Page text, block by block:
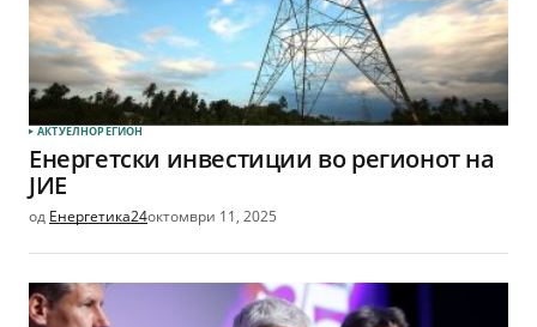
АКТУЕЛНОРЕГИОН
Енергетски инвестиции во регионот на
ЈИЕ
од Енергетика24октомври 11, 2025